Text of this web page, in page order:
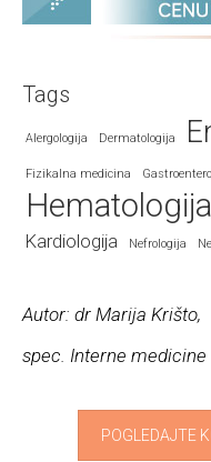
Tags
Alergologija Dermatologija
Fizikalna medicina
Hematologija
Kardiologija Nefrologija
Autor: dr Marija Krišto,
spec. Interne medicine
POGLEDAJTE